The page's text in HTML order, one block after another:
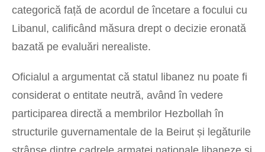
categorică față de acordul de încetare a focului cu
Libanul, calificând măsura drept o decizie eronată
bazată pe evaluări nerealiste.
Oficialul a argumentat că statul libanez nu poate fi
considerat o entitate neutră, având în vedere
participarea directă a membrilor Hezbollah în
structurile guvernamentale de la Beirut și legăturile